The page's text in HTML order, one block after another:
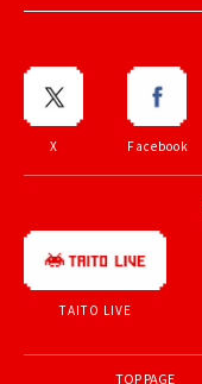
X Facebook
TAITO LIVE
TOP PAGE